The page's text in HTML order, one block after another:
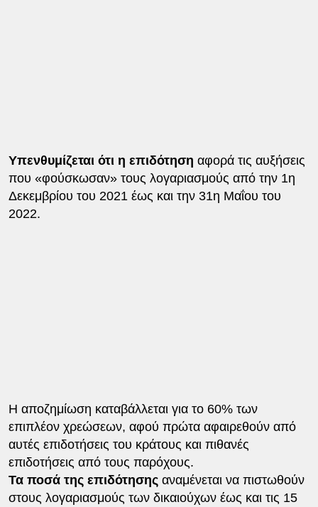
Υπενθυμίζεται ότι η επιδότηση αφορά τις αυξήσεις
που «φούσκωσαν» τους λογαριασμούς από την 1η
Δεκεμβρίου του 2021 έως και την 31η Μαΐου του
2022.
Η αποζημίωση καταβάλλεται για το 60% των
επιπλέον χρεώσεων, αφού πρώτα αφαιρεθούν από
αυτές επιδοτήσεις του κράτους και πιθανές
επιδοτήσεις από τους παρόχους.
Τα ποσά της επιδότησης αναμένεται να πιστωθούν
στους λογαριασμούς των δικαιούχων έως και τις 15